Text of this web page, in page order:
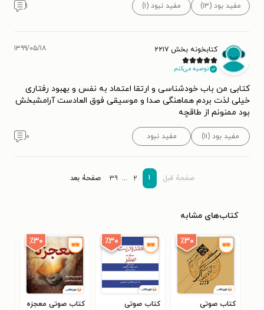
مفید بود (۱۳) مفید نبود (۱) ۱
کتابخونه بخش ۲۲۱۷
توصیه می‌کنم.
۱۳۹۹/۰۵/۱۸
کتابی من باب خودشناسی و ارتقا اعتماد به نفس و بهبود رفتاری
خیلی لذت بردم هماهنگی صدا و موسیقی فوق العادست آرامشبخش
بود ممنونم از طاقچه
مفید بود (۱۱) مفید نبود ۰
صفحۀ قبل ۱ ۲ ... ۳۹ صفحۀ بعد
کتاب‌های مشابه
٪۳۰
کتاب صوتی
٪۳۰
کتاب صوتی
٪۳۰
کتاب صوتی معجزه